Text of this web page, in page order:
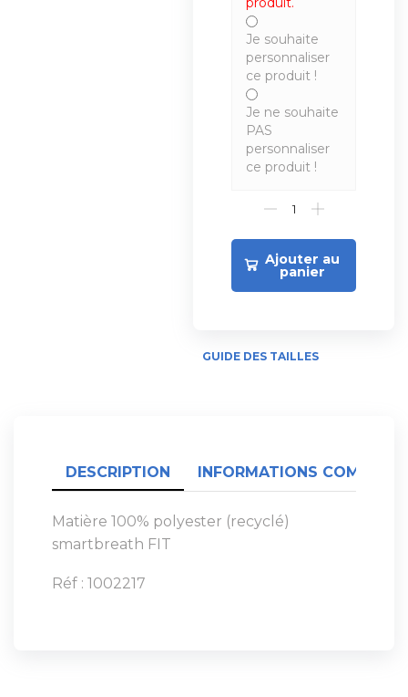
Je souhaite
personnaliser
ce produit !
Je ne souhaite
PAS
personnaliser
ce produit !
Ajouter au
panier
GUIDE DES TAILLES
DESCRIPTION INFORMATIONS
Matière 100% polyester (recyclé)
smartbreath FIT
Réf : 1002217